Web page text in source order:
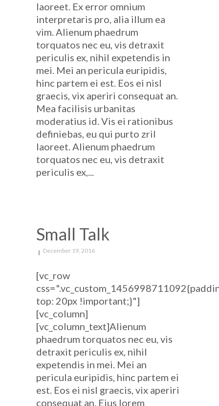
laoreet. Ex error omnium
interpretaris pro, alia illum ea
vim. Alienum phaedrum
torquatos nec eu, vis detraxit
periculis ex, nihil expetendis in
mei. Mei an pericula euripidis,
hinc partem ei est. Eos ei nisl
graecis, vix aperiri consequat an.
Mea facilisis urbanitas
moderatius id. Vis ei rationibus
definiebas, eu qui purto zril
laoreet. Alienum phaedrum
torquatos nec eu, vis detraxit
periculis ex,...
Small Talk
December 19, 2016
[vc_row
top: 20px !important;}"]
[vc_column]
[vc_column_text]Alienum
phaedrum torquatos nec eu, vis
detraxit periculis ex, nihil
expetendis in mei. Mei an
pericula euripidis, hinc partem ei
est. Eos ei nisl graecis, vix aperiri
consequat an. Eius lorem